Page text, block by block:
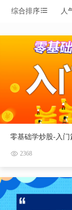
综合排序 人
零基础学炒股-入门
2368